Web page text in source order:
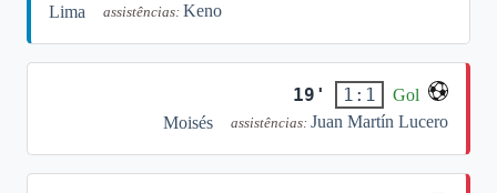
Lima assistências: Keno
19' 1:1
Gol
Moisés
assistências: Juan Martín Lucero